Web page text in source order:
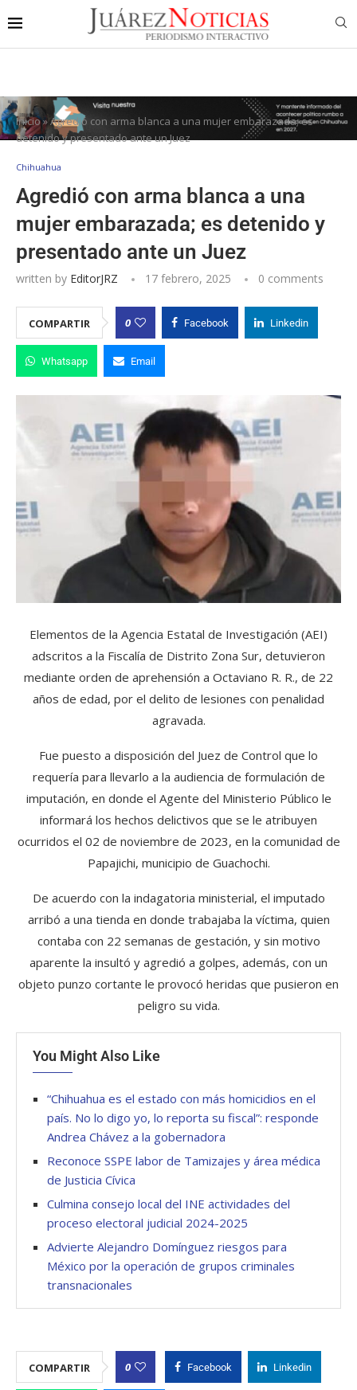
Inicio»Agredió con arma blanca a una mujer embarazada; es
detenido y presentado ante un Juez
Chihuahua
Agredió con arma blanca a una
mujer embarazada; es detenido y
presentado ante un Juez
written by EditorJRZ 17 febrero, 2025 0 comments
COMPARTIR 0 Facebook Linkedin
Whatsapp Email
Elementos de la Agencia Estatal de Investigación (AEI)
adscritos a la Fiscalía de Distrito Zona Sur, detuvieron
mediante orden de aprehensión a Octaviano R. R., de 22
años de edad, por el delito de lesiones con penalidad
agravada.
Fue puesto a disposición del Juez de Control que lo
requería para llevarlo a la audiencia de formulación de
imputación, en donde el Agente del Ministerio Público le
informará los hechos delictivos que se le atribuyen
ocurridos el 02 de noviembre de 2023, en la comunidad de
Papajichi, municipio de Guachochi.
De acuerdo con la indagatoria ministerial, el imputado
arribó a una tienda en donde trabajaba la víctima, quien
contaba con 22 semanas de gestación, y sin motivo
aparente la insultó y agredió a golpes, además, con un
objeto punzo cortante le provocó heridas que pusieron en
peligro su vida.
You Might Also Like
“Chihuahua es el estado con más homicidios en el
país. No lo digo yo, lo reporta su fiscal”: responde
Andrea Chávez a la gobernadora
Reconoce SSPE labor de Tamizajes y área médica
de Justicia Cívica
Culmina consejo local del INE actividades del
proceso electoral judicial 2024-2025
Advierte Alejandro Domínguez riesgos para
México por la operación de grupos criminales
transnacionales
COMPARTIR 0 Facebook Linkedin